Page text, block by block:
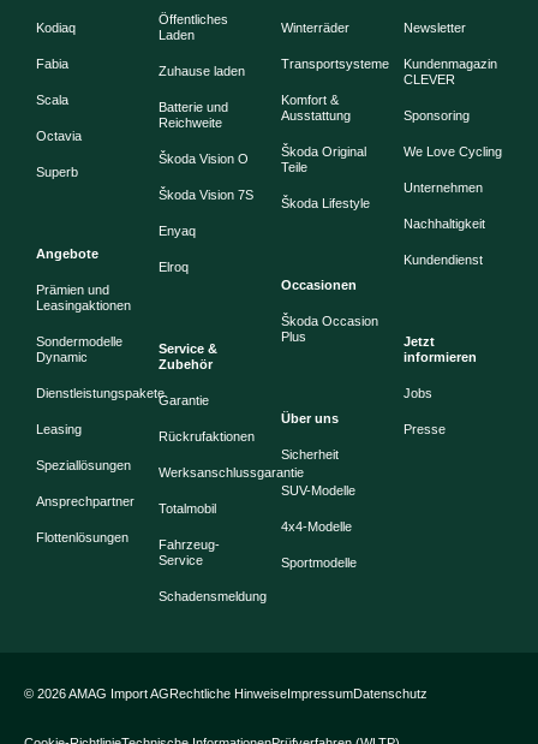
Kodiaq
Fabia
Scala
Octavia
Superb
Angebote
Prämien und
Leasingaktionen
Sondermodelle
Dynamic
Dienstleistungspakete
Leasing
Speziallösungen
Ansprechpartner
Flottenlösungen
Öffentliches
Laden
Zuhause laden
Batterie und
Reichweite
Škoda Vision O
Škoda Vision 7S
Enyaq
Elroq
Service &
Zubehör
Garantie
Rückrufaktionen
Werksanschlussgarantie
Totalmobil
Fahrzeug-
Service
Schadensmeldung
Winterräder
Transportsysteme
Komfort &
Ausstattung
Škoda Original
Teile
Škoda Lifestyle
Occasionen
Škoda Occasion
Plus
Über uns
Sicherheit
SUV-Modelle
4x4-Modelle
Sportmodelle
Newsletter
Kundenmagazin
CLEVER
Sponsoring
We Love Cycling
Unternehmen
Nachhaltigkeit
Kundendienst
Jetzt
informieren
Jobs
Presse
© 2026 AMAG Import AGRechtliche HinweiseImpressumDatenschutz